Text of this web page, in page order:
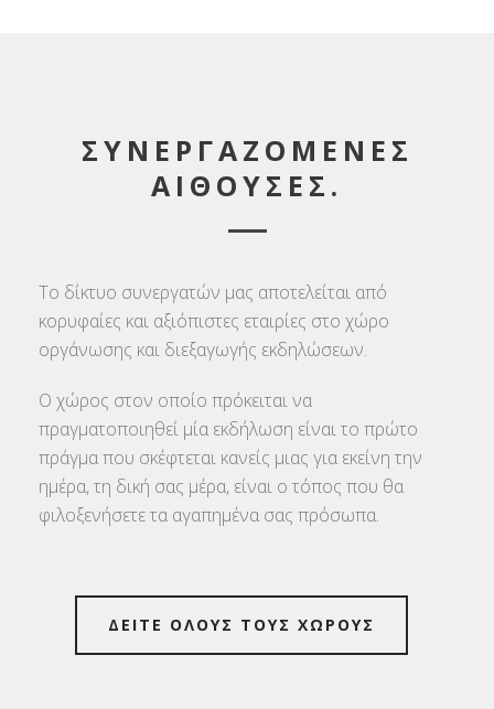
ΣΥΝΕΡΓΑΖΟΜΕΝΕΣ
ΑΙΘΟΥΣΕΣ.
Το δίκτυο συνεργατών μας αποτελείται από
κορυφαίες και αξιόπιστες εταιρίες στο χώρο
οργάνωσης και διεξαγωγής εκδηλώσεων.
Ο χώρος στον οποίο πρόκειται να
πραγματοποιηθεί μία εκδήλωση είναι το πρώτο
πράγμα που σκέφτεται κανείς μιας για εκείνη την
ημέρα, τη δική σας μέρα, είναι ο τόπος που θα
φιλοξενήσετε τα αγαπημένα σας πρόσωπα.
ΔΕΙΤΕ ΟΛΟΥΣ ΤΟΥΣ ΧΩΡΟΥΣ